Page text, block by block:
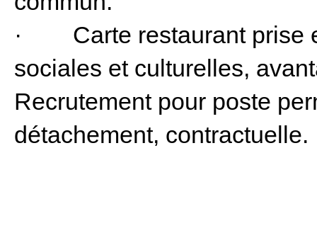
· Carte restaurant prise
sociales et culturelles,
Recrutement pour poste
détachement, contractuelle.